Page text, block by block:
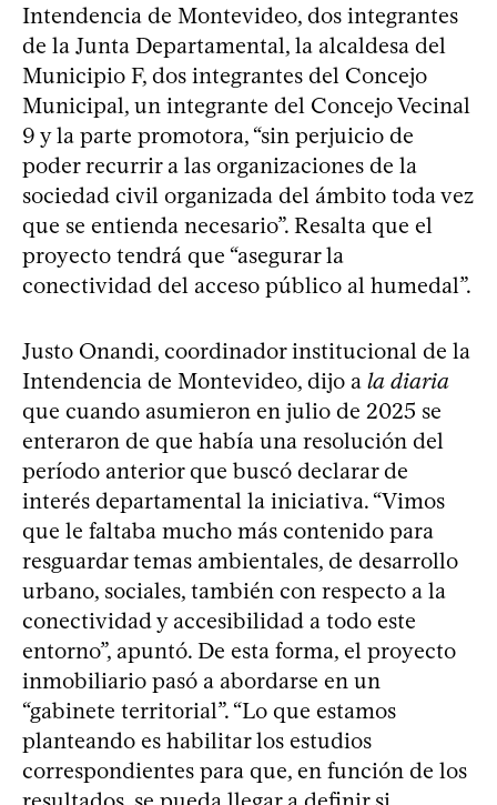
Intendencia de Montevideo, dos integrantes
de la Junta Departamental, la alcaldesa del
Municipio F, dos integrantes del Concejo
Municipal, un integrante del Concejo Vecinal
9 y la parte promotora, “sin perjuicio de
poder recurrir a las organizaciones de la
sociedad civil organizada del ámbito toda vez
que se entienda necesario”. Resalta que el
proyecto tendrá que “asegurar la
conectividad del acceso público al humedal”.
Justo Onandi, coordinador institucional de la
Intendencia de Montevideo, dijo a la diaria
que cuando asumieron en julio de 2025 se
enteraron de que había una resolución del
período anterior que buscó declarar de
interés departamental la iniciativa. “Vimos
que le faltaba mucho más contenido para
resguardar temas ambientales, de desarrollo
urbano, sociales, también con respecto a la
conectividad y accesibilidad a todo este
entorno”, apuntó. De esta forma, el proyecto
inmobiliario pasó a abordarse en un
“gabinete territorial”. “Lo que estamos
planteando es habilitar los estudios
correspondientes para que, en función de los